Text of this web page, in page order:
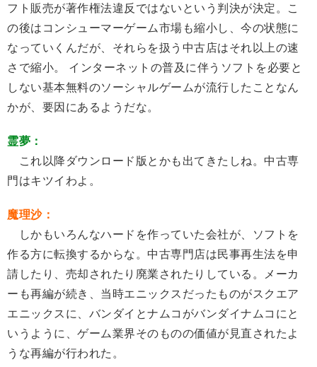
フト販売が著作権法違反ではないという判決が決定。こ
の後はコンシューマーゲーム市場も縮小し、今の状態に
なっていくんだが、それらを扱う中古店はそれ以上の速
さで縮小。 インターネットの普及に伴うソフトを必要と
しない基本無料のソーシャルゲームが流行したことなん
かが、要因にあるようだな。
霊夢：
これ以降ダウンロード版とかも出てきたしね。中古専
門はキツイわよ。
魔理沙：
しかもいろんなハードを作っていた会社が、ソフトを
作る方に転換するからな。中古専門店は民事再生法を申
請したり、売却されたり廃業されたりしている。メーカ
ーも再編が続き、当時エニックスだったものがスクエア
エニックスに、バンダイとナムコがバンダイナムコにと
いうように、ゲーム業界そのものの価値が見直されたよ
うな再編が行われた。